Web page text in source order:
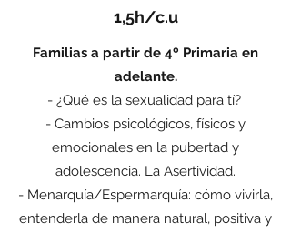
1,5h/c.u
Familias a partir de 4º Primaria en
adelante.
- ¿Qué es la sexualidad para tí?
- Cambios psicológicos, físicos y
emocionales en la pubertad y
adolescencia. La Asertividad.
- Menarquía/Espermarquía: cómo vivirla,
entenderla de manera natural, positiva y